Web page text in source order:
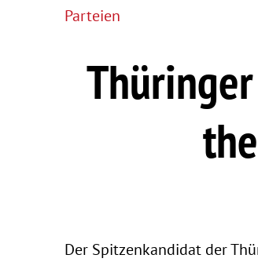
Parteien
Der Spitzenkandidat der